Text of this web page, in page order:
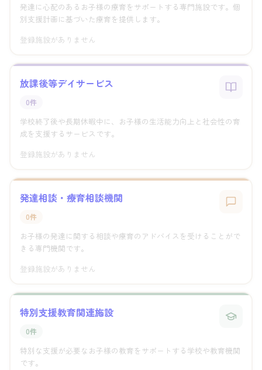
発達に心配のあるお子様の療育をサポートする専門施設です。個
別支援計画に基づいた療育を提供します。
登録施設がありません
放課後等デイサービス
0件
学校終了後や長期休暇中に、お子様の生活能力向上と社会性の育
成を支援するサービスです。
登録施設がありません
発達相談・療育相談機関
0件
お子様の発達に関する相談や療育のアドバイスを受けることがで
きる専門機関です。
登録施設がありません
特別支援教育関連施設
0件
特別な支援が必要なお子様の教育をサポートする学校や教育機関
です。